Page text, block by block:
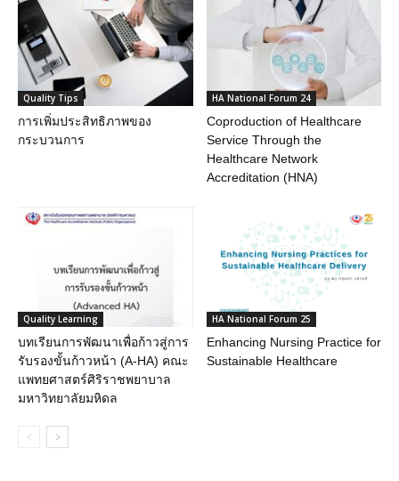
Quality Tips
การเพิ่มประสิทธิภาพของ
กระบวนการ
HA National Forum 24
Coproduction of Healthcare
Service Through the
Healthcare Network
Accreditation (HNA)
Quality Learning
บทเรียนการพัฒนาเพื่อก้าวสู่การ
รับรองขั้นก้าวหน้า (A-HA) คณะ
แพทยศาสตร์ศิริราชพยาบาล
มหาวิทยาลัยมหิดล
HA National Forum 25
Enhancing Nursing Practice for
Sustainable Healthcare